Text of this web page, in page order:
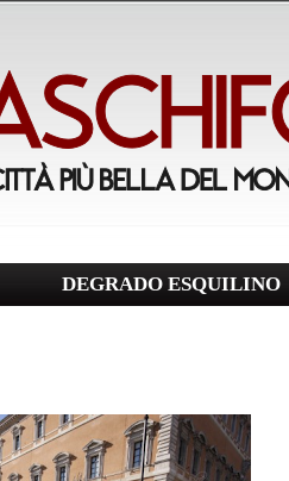
DEGRADO ESQUILINO